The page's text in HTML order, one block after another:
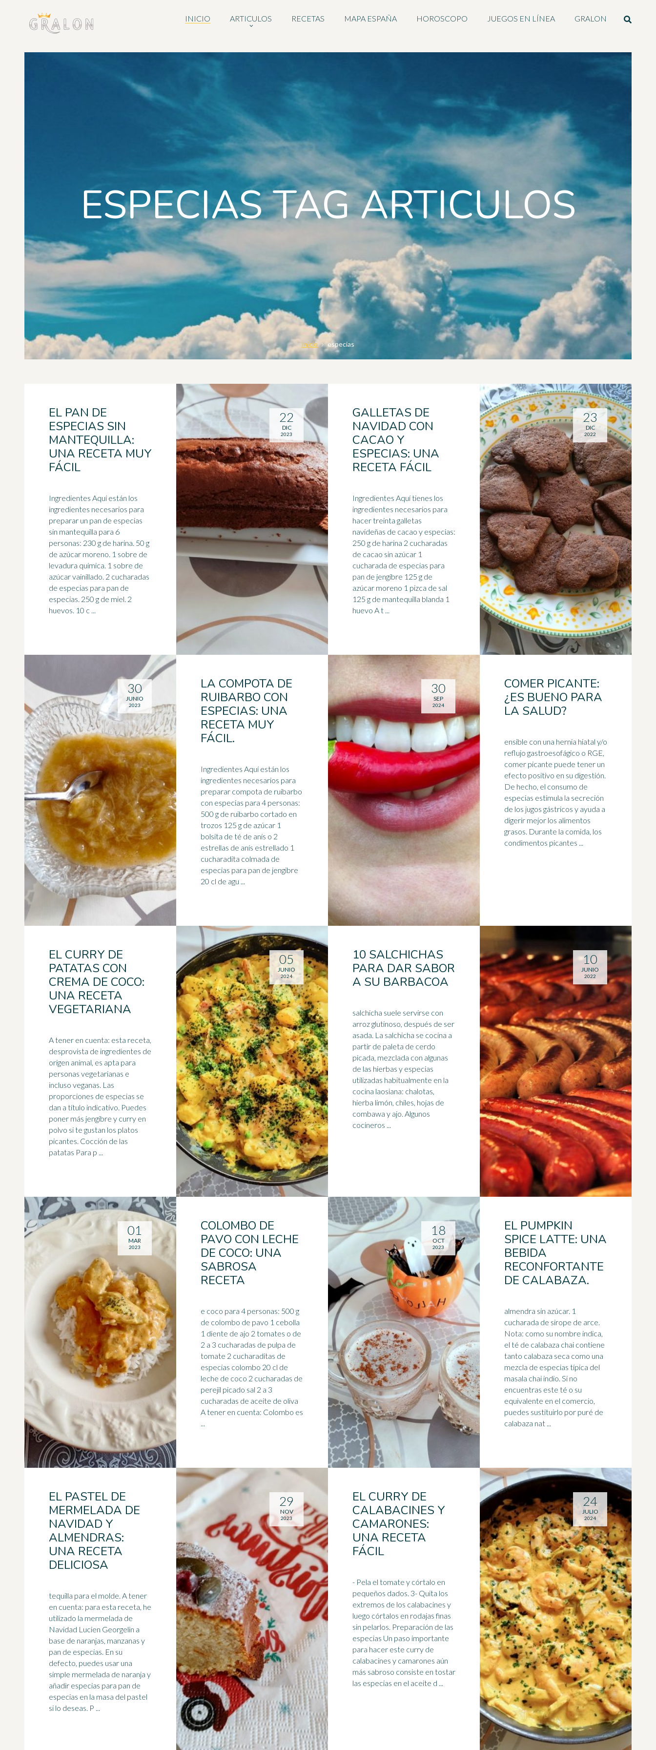
INICIO ARTICULOS RECETAS MAPA ESPAÑA HOROSCOPO JUEGOS EN LÍNEA GRALON
ESPECIAS TAG ARTICULOS
Inicio especias
EL PAN DE
ESPECIAS SIN
MANTEQUILLA:
UNA RECETA MUY
FÁCIL
Ingredientes Aquí están los
ingredientes necesarios para
preparar un pan de especias
sin mantequilla para 6
personas: 230 g de harina. 50 g
de azúcar moreno. 1 sobre de
levadura química. 1 sobre de
azúcar vainillado. 2 cucharadas
de especias para pan de
especias. 250 g de miel. 2
huevos. 10 c ...
22
DIC
2023
GALLETAS DE
NAVIDAD CON
CACAO Y
ESPECIAS: UNA
RECETA FÁCIL
Ingredientes Aquí tienes los
ingredientes necesarios para
hacer treinta galletas
navideñas de cacao y especias:
250 g de harina 2 cucharadas
de cacao sin azúcar 1
cucharada de especias para
pan de jengibre 125 g de
azúcar moreno 1 pizca de sal
125 g de mantequilla blanda 1
huevo A t ...
23
DIC
2022
LA COMPOTA DE
RUIBARBO CON
ESPECIAS: UNA
RECETA MUY
FÁCIL.
Ingredientes Aquí están los
ingredientes necesarios para
preparar compota de ruibarbo
con especias para 4 personas:
500 g de ruibarbo cortado en
trozos 125 g de azúcar 1
bolsita de té de anís o 2
estrellas de anís estrellado 1
cucharadita colmada de
especias para pan de jengibre
20 cl de agu ...
30
JUNIO
2023
COMER PICANTE:
¿ES BUENO PARA
LA SALUD?
ensible con una hernia hiatal y/o
reflujo gastroesofágico o RGE,
comer picante puede tener un
efecto positivo en su digestión.
De hecho, el consumo de
especias estimula la secreción
de los jugos gástricos y ayuda a
digerir mejor los alimentos
grasos. Durante la comida, los
condimentos picantes ...
30
SEP
2024
EL CURRY DE
PATATAS CON
CREMA DE COCO:
UNA RECETA
VEGETARIANA
A tener en cuenta: esta receta,
desprovista de ingredientes de
origen animal, es apta para
personas vegetarianas e
incluso veganas. Las
proporciones de especias se
dan a título indicativo. Puedes
poner más jengibre y curry en
polvo si te gustan los platos
picantes. Cocción de las
patatas Para p ...
05
JUNIO
2024
10 SALCHICHAS
PARA DAR SABOR
A SU BARBACOA
salchicha suele servirse con
arroz glutinoso, después de ser
asada. La salchicha se cocina a
partir de paleta de cerdo
picada, mezclada con algunas
de las hierbas y especias
utilizadas habitualmente en la
cocina laosiana: chalotas,
hierba limón, chiles, hojas de
combawa y ajo. Algunos
cocineros ...
10
JUNIO
2022
COLOMBO DE
PAVO CON LECHE
DE COCO: UNA
SABROSA
RECETA
e coco para 4 personas: 500 g
de colombo de pavo 1 cebolla
1 diente de ajo 2 tomates o de
2 a 3 cucharadas de pulpa de
tomate 2 cucharaditas de
especias colombo 20 cl de
leche de coco 2 cucharadas de
perejil picado sal 2 a 3
cucharadas de aceite de oliva
A tener en cuenta: Colombo es
...
01
MAR
2023
EL PUMPKIN
SPICE LATTE: UNA
BEBIDA
RECONFORTANTE
DE CALABAZA.
almendra sin azúcar. 1
cucharada de sirope de arce.
Nota: como su nombre indica,
el té de calabaza chai contiene
tanto calabaza seca como una
mezcla de especias típica del
masala chai indio. Si no
encuentras este té o su
equivalente en el comercio,
puedes sustituirlo por puré de
calabaza nat ...
18
OCT
2023
EL PASTEL DE
MERMELADA DE
NAVIDAD Y
ALMENDRAS:
UNA RECETA
DELICIOSA
tequilla para el molde. A tener
en cuenta: para esta receta, he
utilizado la mermelada de
Navidad Lucien Georgelin a
base de naranjas, manzanas y
pan de especias. En su
defecto, puedes usar una
simple mermelada de naranja y
añadir especias para pan de
especias en la masa del pastel
si lo deseas. P ...
29
NOV
2023
EL CURRY DE
CALABACINES Y
CAMARONES:
UNA RECETA
FÁCIL
- Pela el tomate y córtalo en
pequeños dados. 3- Quita los
extremos de los calabacines y
luego córtalos en rodajas finas
sin pelarlos. Preparación de las
especias Un paso importante
para hacer este curry de
calabacines y camarones aún
más sabroso consiste en tostar
las especias en el aceite d ...
24
JULIO
2024